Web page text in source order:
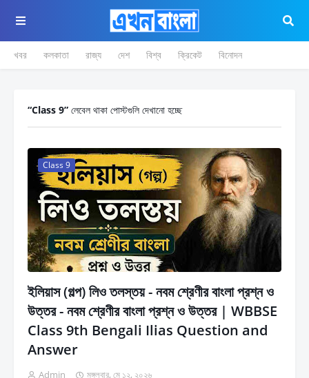
খবর কলকাতা রাজ্য দেশ বিশ্ব ক্রিকেট বিনোদন
Class 9 লেবেল থাকা পোস্টগুলি দেখানো হচ্ছে
Class 9
ইলিয়াস (গল্প) লিও তলস্তয় - নবম শ্রেণীর বাংলা প্রশ্ন ও
উত্তর - নবম শ্রেণীর বাংলা প্রশ্ন ও উত্তর | WBBSE
Class 9th Bengali Ilias Question and
Answer
Admin
মঙ্গলবার, মে ১২, ২০২৬